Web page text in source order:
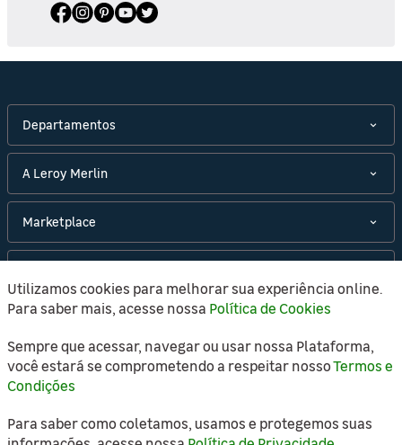
Departamentos
A Leroy Merlin
Marketplace
Atendimento
Copyright © 2021 Leroy Merlin, todos os direitos
reservados.
Utilizamos cookies para melhorar sua experiência online.
Para saber mais, acesse nossa Política de Cookies
Sempre que acessar, navegar ou usar nossa Plataforma,
você estará se comprometendo a respeitar nossoTermos e
Condições
Para saber como coletamos, usamos e protegemos suas